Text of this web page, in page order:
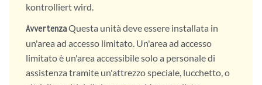
kontrolliert wird.
AvvertenzaQuesta unità deve essere installata in
un'area ad accesso limitato. Un'area ad accesso
limitato è un'area accessibile solo a personale di
assistenza tramite un'attrezzo speciale, lucchetto, o